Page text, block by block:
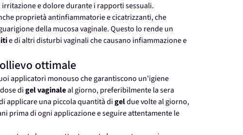
irritazione e dolore durante i rapporti sessuali.
proprietà antinfiammatorie e cicatrizzanti, che
della mucosa vaginale. Questo lo rende un
e di altri disturbi vaginali che causano infiammazione e
ottimale
applicatori monouso che garantiscono un'igiene
digel vaginaleal giorno, preferibilmente la sera
applicare una piccola quantità digeldue volte al giorno,
prima di ogni applicazione e seguire attentamente le